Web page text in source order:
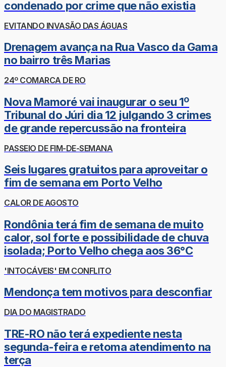
condenado por crime que não existia
EVITANDO INVASÃO DAS ÁGUAS
Drenagem avança na Rua Vasco da Gama
no bairro três Marias
24º COMARCA DE RO
Nova Mamoré vai inaugurar o seu 1º
Tribunal do Júri dia 12 julgando 3 crimes
de grande repercussão na fronteira
PASSEIO DE FIM-DE-SEMANA
Seis lugares gratuitos para aproveitar o
fim de semana em Porto Velho
CALOR DE AGOSTO
Rondônia terá fim de semana de muito
calor, sol forte e possibilidade de chuva
isolada; Porto Velho chega aos 36°C
'INTOCÁVEIS' EM CONFLITO
Mendonça tem motivos para desconfiar
DIA DO MAGISTRADO
TRE-RO não terá expediente nesta
segunda-feira e retoma atendimento na
terça